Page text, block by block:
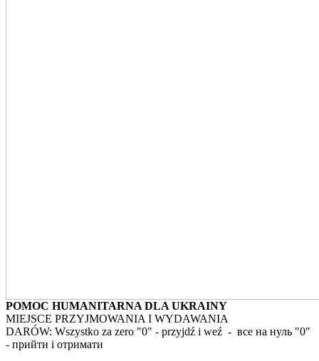
POMOC HUMANITARNA DLA UKRAINY
MIEJSCE PRZYJMOWANIA I WYDAWANIA
DARÓW: Wszystko za zero "0" - przyjdź i weź - все на нуль "0"
- прийти і отримати